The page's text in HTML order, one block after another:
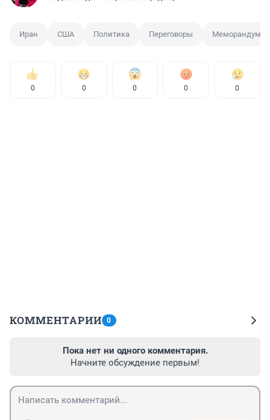
Иран США Политика Переговоры Меморандум
0 0 0 0 0
КОММЕНТАРИИ 0
Пока нет ни одного комментария.
Начните обсуждение первым!